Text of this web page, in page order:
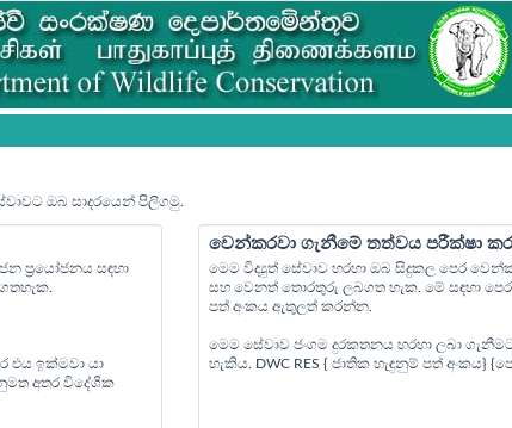
ඔබ සාදරයෙන් පිලිගමු.
ප්‍රයෝජනය සඳහා
එය ඉක්මවා යා
අතර විදේශික
වෙන්කරවා ගැනීමේ තත්වය පරීක්ෂා
මෙම විද්‍යුත් සේවාව හරහා ඔබ සිදුකල පෙර
සහ වෙනත් තොරතුරු ලබගත හැක. මේ සඳහා
පත් අංකය ඇතුලත් කරන්න.
මෙම සේවාව ජංගම දුරකතනය හරහා ලබා
හැකිය. DWC RES { ජාතික හැඳුනුම් පත් අංකය}